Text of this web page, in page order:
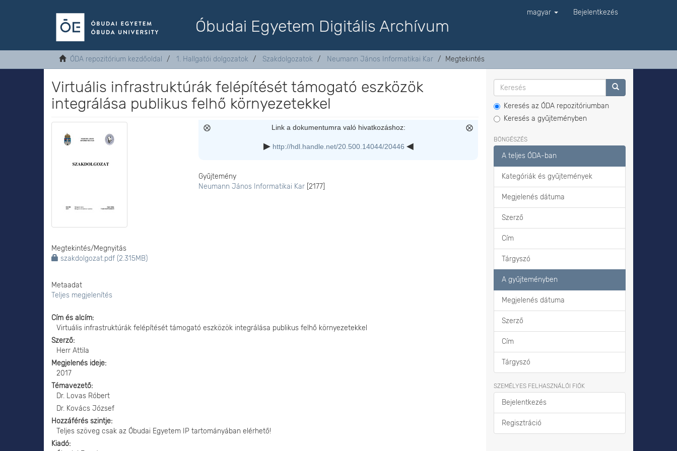
Óbudai Egyetem Digitális Archívum
magyar Bejelentkezés
ÓDA repozitórium kezdőoldal 1. Hallgatói dolgozatok Szakdolgozatok Neumann János Informatikai Kar Megtekintés
Virtuális infrastruktúrák felépítését támogató eszközök
integrálása publikus felhő környezetekkel
Megtekintés/Megnyitás
szakdolgozat.pdf (2.315MB)
Metaadat
Teljes megjelenítés
Link a dokumentumra való hivatkozáshoz:
http://hdl.handle.net/20.500.14044/20446
Gyűjtemény
Neumann János Informatikai Kar [2177]
Cím és alcím
Virtuális infrastruktúrák felépítését támogató eszközök integrálása publikus felhő környezetekkel
Szerző
Herr Attila
Megjelenés ideje
2017
Témavezető
Dr. Lovas Róbert
Dr. Kovács József
Hozzáférés szintje
Teljes szöveg csak az Óbudai Egyetem IP tartományában elérhető!
Kiadó
Keresés az ÓDA repozitóriumban
Keresés a gyűjteményben
BÖNGÉSZÉS
A teljes ÓDA-ban
Kategóriák és gyűjtemények
Megjelenés dátuma
Szerző
Cím
Tárgyszó
A gyűjteményben
Megjelenés dátuma
Szerző
Cím
Tárgyszó
SZEMÉLYES FELHASZNÁLÓI FIÓK
Bejelentkezés
Regisztráció